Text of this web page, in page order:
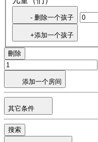
- 删除一个孩子
+添加一个孩子
刪除
添加一个房间
其它条件
搜索